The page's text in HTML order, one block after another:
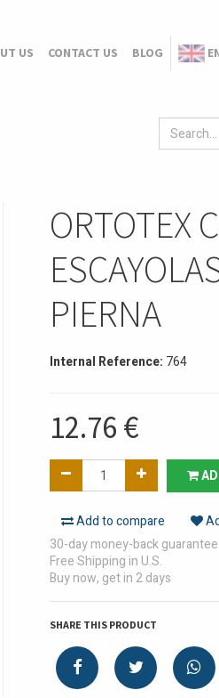
US CONTACT US BLOG
ORTOTEX
PIERNA
Internal Reference: 764
12.76 €
Add to compare
30-day money-back guarantee
Free Shipping in U.S.
Buy now, get in 2 days
SHARE THIS PRODUCT